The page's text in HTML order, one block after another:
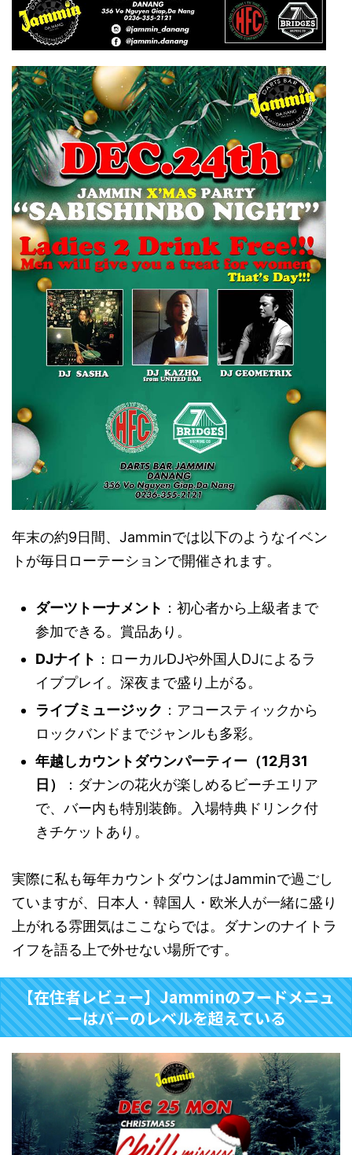
年末の約9日間、Jamminでは以下のようなイベン
トが毎日ローテーションで開催されます。
ダーツトーナメント ：初心者から上級者まで
参加できる。賞品あり。
DJナイト ：ローカルDJや外国人DJによるラ
イブプレイ。深夜まで盛り上がる。
ライブミュージック ：アコースティックから
ロックバンドまでジャンルも多彩。
年越しカウントダウンパーティー（12月31
日）
：ダナンの花火が楽しめるビーチエリア
で、バー内も特別装飾。入場特典ドリンク付
きチケットあり。
実際に私も毎年カウントダウンはJamminで過ごし
ていますが、日本人・韓国人・欧米人が一緒に盛り
上がれる雰囲気はここならでは。ダナンのナイトラ
イフを語る上で外せない場所です。
【在住者レビュー】Jamminのフードメニュ
ーはバーのレベルを超えている